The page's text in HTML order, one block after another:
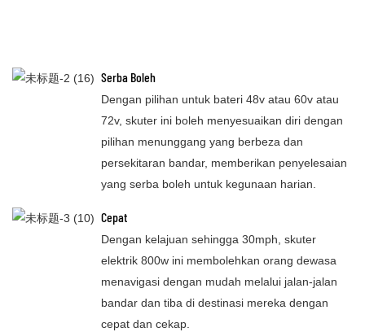
Serba Boleh
Dengan pilihan untuk bateri 48v atau 60v atau
72v, skuter ini boleh menyesuaikan diri dengan
pilihan menunggang yang berbeza dan
persekitaran bandar, memberikan penyelesaian
yang serba boleh untuk kegunaan harian.
Cepat
Dengan kelajuan sehingga 30mph, skuter
elektrik 800w ini membolehkan orang dewasa
menavigasi dengan mudah melalui jalan-jalan
bandar dan tiba di destinasi mereka dengan
cepat dan cekap.